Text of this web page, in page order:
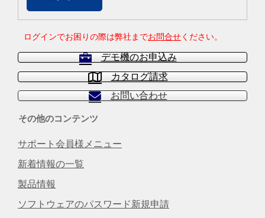
ログインでお困りの際は弊社までお問合せください。
デモ機のお申込み
カタログ請求
お問い合わせ
その他のコンテンツ
サポート会員様メニュー
新着情報の一覧
製品情報
ソフトウェアのパスワード新規申請